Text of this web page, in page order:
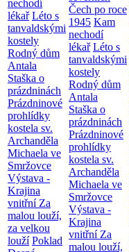
nechodí
lékař Léto s
tanvaldskými
kostely
Rodný dům
Antala
Staška o
prázdninách
Prázdninové
prohlídky
kostela sv.
Archanděla
Michaela ve
Smržovce
Výstava -
Krajina
vnitřní Za
malou louží,
za velkou
louží Poklad
Čech po roce
1945 Kam
nechodí
lékař Léto s
tanvaldskými
kostely
Rodný dům
Antala
Staška o
prázdninách
Prázdninové
prohlídky
kostela sv.
Archanděla
Michaela ve
Smržovce
Výstava -
Krajina
vnitřní Za
malou louží,